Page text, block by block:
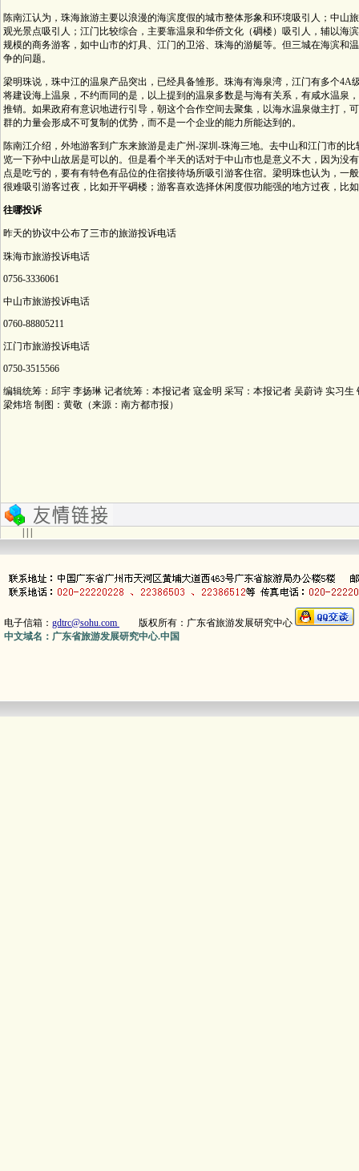
陈南江认为，珠海旅游主要以浪漫的海滨度假的城市整体形象和环境吸引人；中山
观光景点吸引人；江门比较综合，主要靠温泉和华侨文化（碉楼）吸引人，辅以海
规模的商务游客，如中山市的灯具、江门的卫浴、珠海的游艇等。但三城在海滨和
争的问题。
梁明珠说，珠中江的温泉产品突出，已经具备雏形。珠海有海泉湾，江门有多个4A
将建设海上温泉，不约而同的是，以上提到的温泉多数是与海有关系，有咸水温泉
推销。如果政府有意识地进行引导，朝这个合作空间去聚集，以海水温泉做主打，
群的力量会形成不可复制的优势，而不是一个企业的能力所能达到的。
陈南江介绍，外地游客到广东来旅游是走广州-深圳-珠海三地。去中山和江门市的
览一下孙中山故居是可以的。但是看个半天的话对于中山市也是意义不大，因为没
点是吃亏的，要有有特色有品位的住宿接待场所吸引游客住宿。梁明珠也认为，一
很难吸引游客过夜，比如开平碉楼；游客喜欢选择休闲度假功能强的地方过夜，比
往哪投诉
昨天的协议中公布了三市的旅游投诉电话
珠海市旅游投诉电话
0756-3336061
中山市旅游投诉电话
0760-88805211
江门市旅游投诉电话
0750-3515566
编辑统筹：邱宇 李扬琳 记者统筹：本报记者 寇金明 采写：本报记者 吴蔚诗 实习生
梁炜培 制图：黄敬（来源：南方都市报）
电子信箱： gdtrc@sohu.com 版权所有：广东省旅游发展研究中心
中文域名：广东省旅游发展研究中心.中国